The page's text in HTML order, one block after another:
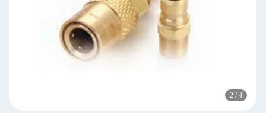
2 / 4